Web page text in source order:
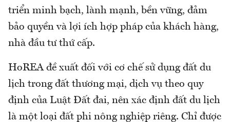
triển minh bạch, lành mạnh, bền vững, đảm
bảo quyền và lợi ích hợp pháp của khách hàng,
nhà đầu tư thứ cấp.
HoREA đề xuất đối với cơ chế sử dụng đất du
lịch trong đất thương mại, dịch vụ theo quy
định của Luật Đất đai, nên xác định đất du lịch
là một loại đất phi nông nghiệp riêng. Chỉ được